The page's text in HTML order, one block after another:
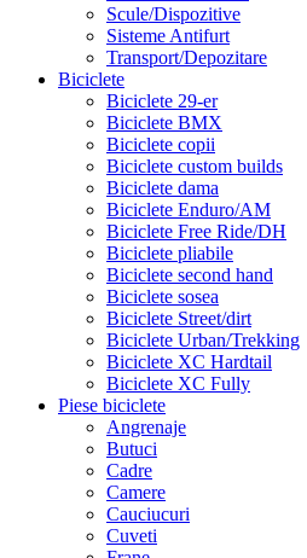
Scule/Dispozitive
Sisteme Antifurt
Transport/Depozitare
Biciclete
Biciclete 29-er
Biciclete BMX
Biciclete copii
Biciclete custom builds
Biciclete dama
Biciclete Enduro/AM
Biciclete Free Ride/DH
Biciclete pliabile
Biciclete second hand
Biciclete sosea
Biciclete Street/dirt
Biciclete Urban/Trekking
Biciclete XC Hardtail
Biciclete XC Fully
Piese biciclete
Angrenaje
Butuci
Cadre
Camere
Cauciucuri
Cuveti